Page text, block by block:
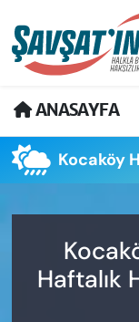
ANASAYFA
Kocaköy
Haftalık
Artvin
Artvin
Artvin
Puan